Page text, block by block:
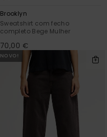
Brooklyn
Sweatshirt com fecho
completo Bege Mulher
70,00 €
NOVO!